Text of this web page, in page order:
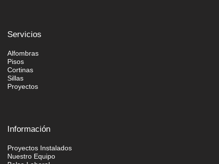
Servicios
Alfombras
Pisos
Cortinas
Sillas
Proyectos
Información
Proyectos Instalados
Nuestro Equipo